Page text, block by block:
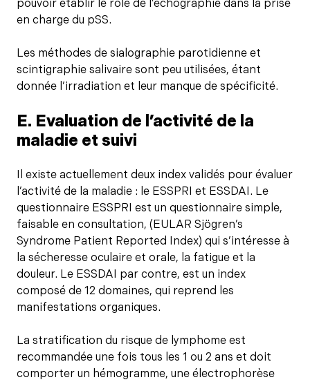
pouvoir établir le rôle de l’échographie dans la prise
en charge du pSS.
Les méthodes de sialographie parotidienne et
scintigraphie salivaire sont peu utilisées, étant
donnée l’irradiation et leur manque de spécificité.
E. Evaluation de l’activité de la
maladie et suivi
Il existe actuellement deux index validés pour évaluer
l’activité de la maladie : le ESSPRI et ESSDAI. Le
questionnaire ESSPRI est un questionnaire simple,
faisable en consultation, (EULAR Sjögren’s
Syndrome Patient Reported Index) qui s’intéresse à
la sécheresse oculaire et orale, la fatigue et la
douleur. Le ESSDAI par contre, est un index
composé de 12 domaines, qui reprend les
manifestations organiques.
La stratification du risque de lymphome est
recommandée une fois tous les 1 ou 2 ans et doit
comporter un hémogramme, une électrophorèse